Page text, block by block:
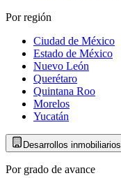
Por región
Ciudad de México
Estado de México
Nuevo León
Querétaro
Quintana Roo
Morelos
Yucatán
Desarrollos inmobiliarios
Por grado de avance